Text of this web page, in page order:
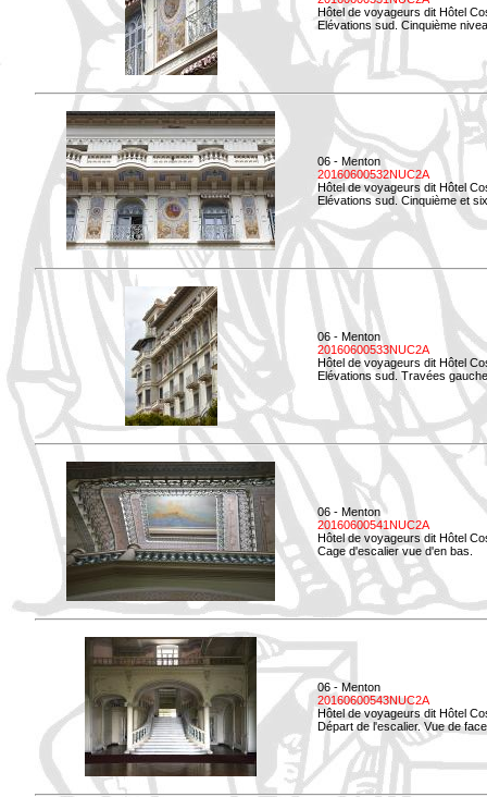
Hôtel de voyageurs dit Hôtel
Elévations sud. Cinquième
06 - Menton
20160600532NUC2A
Hôtel de voyageurs dit Hôtel
Elévations sud. Cinquième et
06 - Menton
20160600533NUC2A
Hôtel de voyageurs dit Hôtel
Elévations sud. Travées
06 - Menton
20160600541NUC2A
Hôtel de voyageurs dit Hôtel
Cage d'escalier vue d'en bas.
06 - Menton
20160600543NUC2A
Hôtel de voyageurs dit Hôtel
Départ de l'escalier. Vue de